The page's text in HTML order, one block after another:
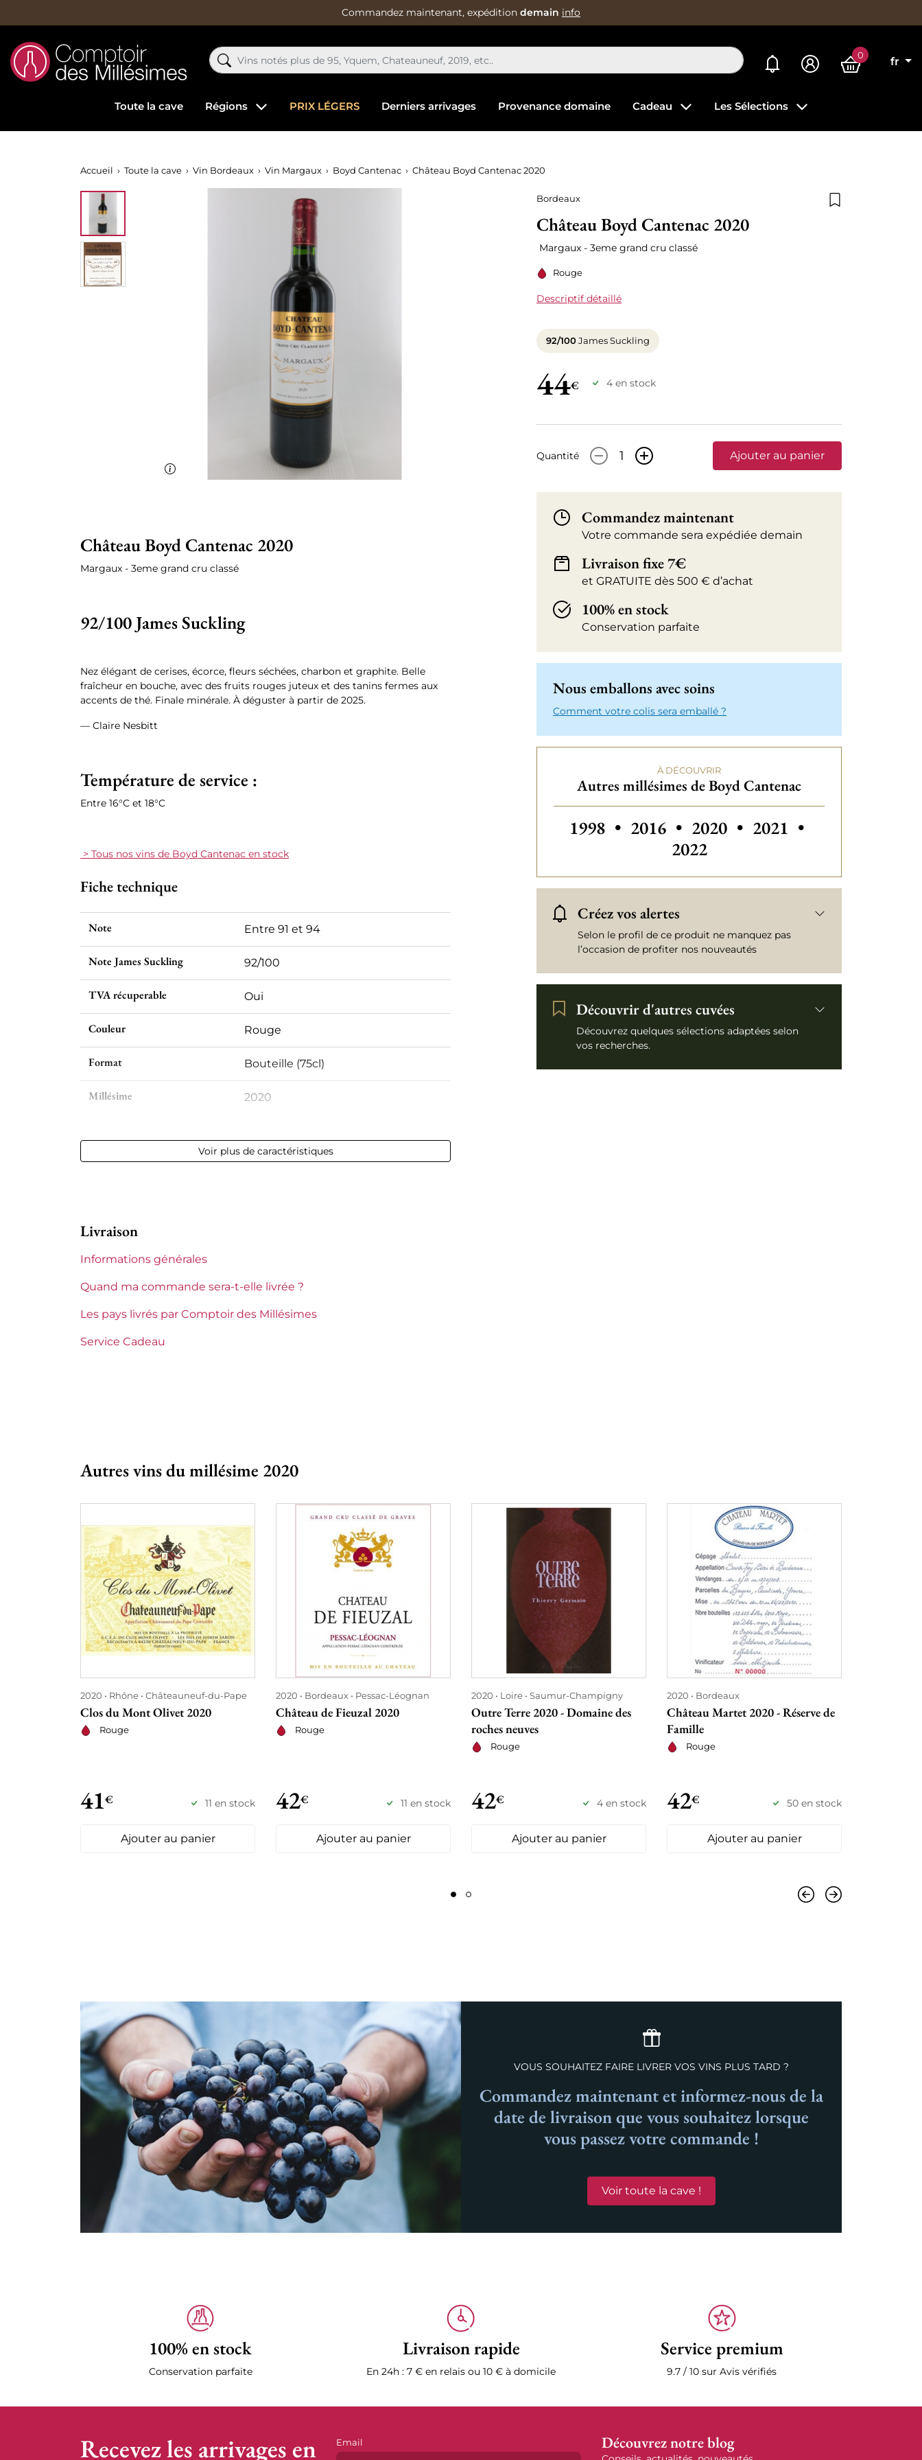
Commandez maintenant, expédition demain info
Mes alertes 0
fr
Toute la cave Régions PRIX LÉGERS Derniers arrivages Provenance domaine Cadeau Les Sélections
Accueil Toute la cave Vin Bordeaux Vin Margaux Boyd Cantenac Château Boyd Cantenac 2020
Bordeaux
Château Boyd Cantenac 2020
Margaux - 3eme grand cru classé
Rouge
Descriptif détaillé
92/100James Suckling
44€ 4 en stock
Quantité - + Ajouter au panier
Commandez maintenant
Votre commande sera expédiée demain
Livraison fixe 7€
et GRATUITE dès 500 € d’achat
100% en stock
Conservation parfaite
Nous emballons avec soins
Comment votre colis sera emballé ?
À DÉCOUVRIR
Autres millésimes de Boyd Cantenac
Autres millésimes de Boyd Cantenac
1998 • Autres millésimes de Boyd Cantenac
2016 • Autres millésimes de Boyd
2020 • Autres millésimes de
2021 •
2022
Créez vos alertes
Selon le profil de ce produit ne manquez pas
l’occasion de profiter nos nouveautés
Découvrir d'autres cuvées
Découvrez quelques sélections adaptées selon
vos recherches.
Château Boyd Cantenac 2020
Margaux - 3eme grand cru classé
92/100 James Suckling
Nez élégant de cerises, écorce, fleurs séchées, charbon et graphite. Belle
fraîcheur en bouche, avec des fruits rouges juteux et des tanins fermes aux
accents de thé. Finale minérale. À déguster à partir de 2025.
— Claire Nesbitt
Température de service :
Entre 16°C et 18°C
> Tous nos vins de Boyd Cantenac en stock
Fiche technique
Note Entre 91 et 94
Note James Suckling 92/100
TVA récuperable Oui
Couleur Rouge
Format Bouteille (75cl)
Millésime 2020
Appellation Margaux
Etiquette
Région
Voir plus de caractéristiques
Livraison
Informations générales
Quand ma commande sera-t-elle livrée ?
Les pays livrés par Comptoir des Millésimes
Service Cadeau
Autres vins du millésime 2020
2020 Rhône Châteauneuf-du-Pape
Clos du Mont Olivet 2020
Rouge
41€ 11 en stock
Ajouter au panier
2020 Bordeaux Pessac-Léognan
Château de Fieuzal 2020
Rouge
42€ 11 en stock
Ajouter au panier
2020 Loire Saumur-Champigny
Outre Terre 2020 - Domaine des
roches neuves
Rouge
42€ 4 en stock
Ajouter au panier
2020 Bordeaux
Château Martet 2020 - Réserve de
Famille
Rouge
42€ 50 en stock
Ajouter au panier
VOUS SOUHAITEZ FAIRE LIVRER VOS VINS PLUS TARD ?
Commandez maintenant et informez-nous de la
date de livraison que vous souhaitez lorsque
vous passez votre commande !
Voir toute la cave !
100% en stock
Conservation parfaite
Livraison rapide
En 24h : 7 € en relais ou 10 € à domicile
Service premium
9.7 / 10 sur Avis vérifiés
Recevez les arrivages en Email Découvrez notre blog